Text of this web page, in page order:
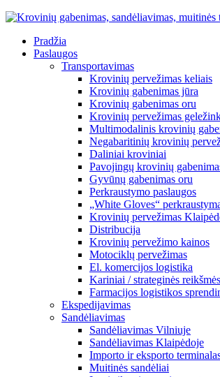
Pradžia
Paslaugos
Transportavimas
Krovinių pervežimas keliais
Krovinių gabenimas jūra
Krovinių gabenimas oru
Krovinių pervežimas
Multimodalinis krovinių
Negabaritinių krovinių
Daliniai kroviniai
Pavojingų krovinių
Gyvūnų gabenimas oru
Perkraustymo paslaugos
„White Gloves“
Krovinių pervežimas
Distribucija
Krovinių pervežimo kainos
Motociklų pervežimas
El. komercijos logistika
Kariniai / strateginės
Farmacijos logistikos
Ekspedijavimas
Sandėliavimas
Sandėliavimas Vilniuje
Sandėliavimas Klaipėdoje
Importo ir eksporto
Muitinės sandėliai